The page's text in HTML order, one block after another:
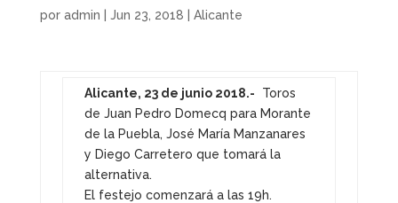
por admin Jun 23, 2018 Alicante
Alicante, 23 de junio 2018.- Toros
de Juan Pedro Domecq para Morante
de la Puebla, José María Manzanares
y Diego Carretero que tomará la
alternativa.
El festejo comenzará a las 19h.